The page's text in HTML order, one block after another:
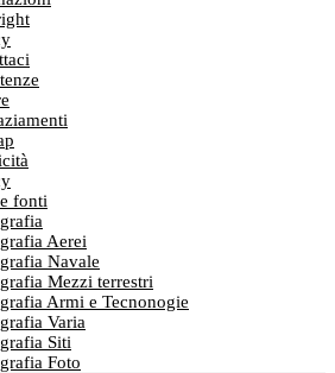
fonti
Aerei
Navale
Mezzi terrestri
Armi e Tecnonogie
Varia
Siti
Foto